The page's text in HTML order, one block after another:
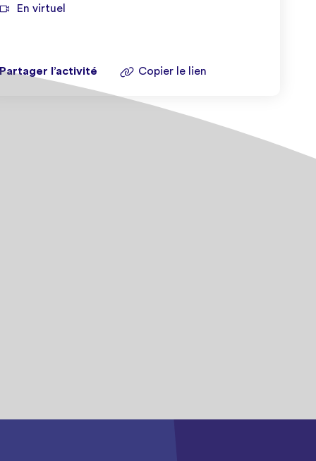
En virtuel
Partager l’activité Copier le lien